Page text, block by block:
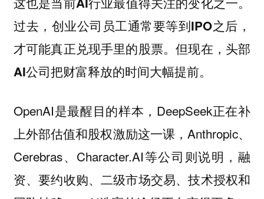
过去，创业公司员工通常要等到IPO之后，
才可能真正兑现手里的股票。但现在，头部
AI公司把财富释放的时间大幅提前。
OpenAI是最醒目的样本，DeepSeek正在补
上外部估值和股权激励这一课，Anthropic、
Cerebras、Character.AI等公司则说明，融
资、要约收购、二级市场交易、技术授权和